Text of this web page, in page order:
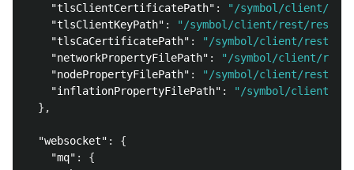
"tlsClientCertificatePath" :
"/symbol/client/
"tlsClientKeyPath" :
"/symbol/client/rest/
"tlsCaCertificatePath" :
"/symbol/client/rest/
"networkPropertyFilePath" :
"/symbol/client/rest/
"nodePropertyFilePath" :
"/symbol/client/rest/
"inflationPropertyFilePath" :
"/symbol/client/
},
"websocket" :
{
"mq" :
{